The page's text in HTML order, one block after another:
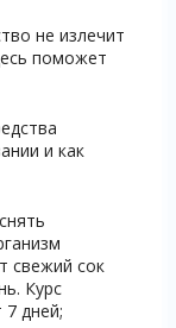
не излечит
поможет
и как
свежий сок
Курс
7 дней;